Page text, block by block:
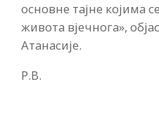
основне тајне којима
живота вјечнога»,
Атанасије.
Р.В.